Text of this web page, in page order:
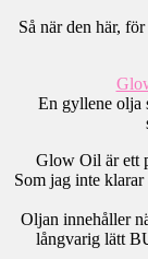
Så när den här,
En gyllene olja
Glow Oil är ett
Som jag inte
Oljan innehåller
långvarig lätt